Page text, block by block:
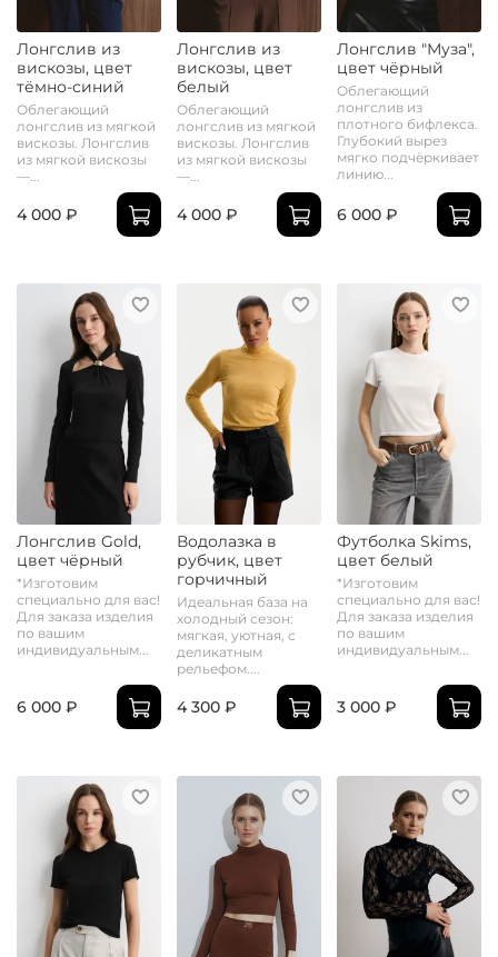
Лонгслив из
вискозы, цвет
тёмно-синий
Облегающий
лонгслив из мягкой
вискозы. Лонгслив
из мягкой вискозы
—...
4 000 ₽
Лонгслив из
вискозы, цвет
белый
Облегающий
лонгслив из мягкой
вискозы. Лонгслив
из мягкой вискозы
—...
4 000 ₽
Лонгслив "Муза",
цвет чёрный
Облегающий
лонгслив из
плотного бифлекса.
Глубокий вырез
мягко подчёркивает
линию...
6 000 ₽
Лонгслив Gold,
цвет чёрный
*Изготовим
специально для вас!
Для заказа изделия
по вашим
индивидуальным...
6 000 ₽
Водолазка в
рубчик, цвет
горчичный
Идеальная база на
холодный сезон:
мягкая, уютная, с
деликатным
рельефом....
4 300 ₽
Футболка Skims,
цвет белый
*Изготовим
специально для вас!
Для заказа изделия
по вашим
индивидуальным...
3 000 ₽